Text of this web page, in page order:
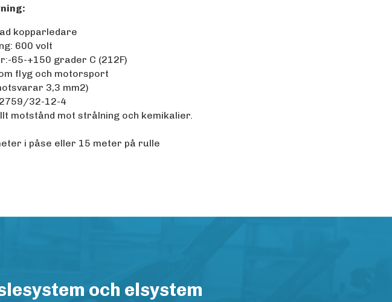
kopparledare
600 volt
65-+150 grader C (212F)
flyg och motorsport
3,3 mm2)
32-12-4
motstånd mot strålning och kemikalier.
i påse eller 15 meter på rulle
och elsystem